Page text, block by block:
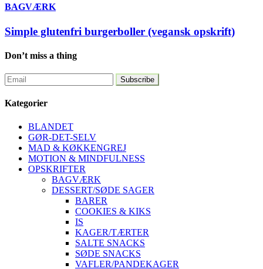
BAGVÆRK
Simple glutenfri burgerboller (vegansk opskrift)
Don’t miss a thing
Kategorier
BLANDET
GØR-DET-SELV
MAD & KØKKENGREJ
MOTION & MINDFULNESS
OPSKRIFTER
BAGVÆRK
DESSERT/SØDE SAGER
BARER
COOKIES & KIKS
IS
KAGER/TÆRTER
SALTE SNACKS
SØDE SNACKS
VAFLER/PANDEKAGER